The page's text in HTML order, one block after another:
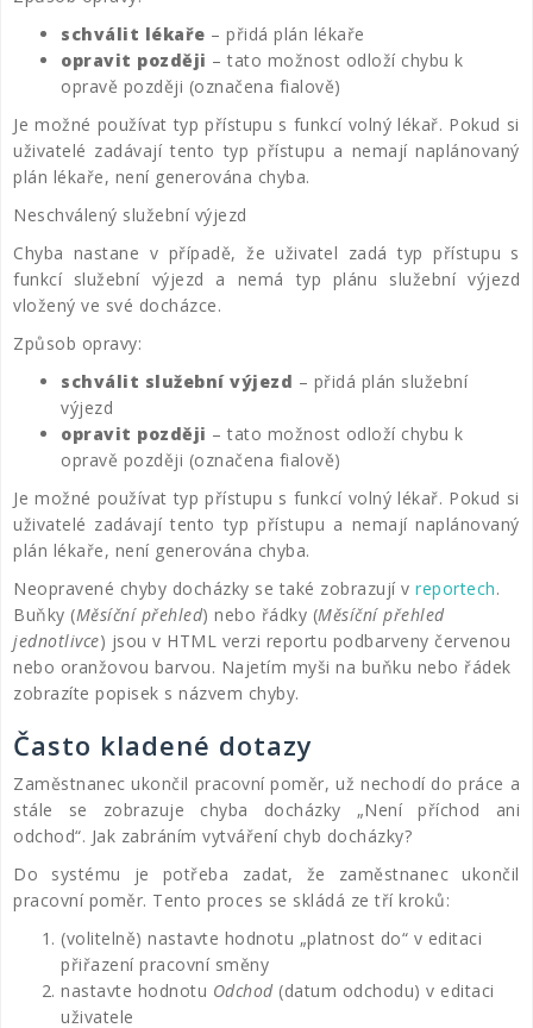
schválit lékaře – přidá plán lékaře
opravit později – tato možnost odloží chybu k
opravě později (označena fialově)
Je možné používat typ přístupu s funkcí volný lékař. Pokud si
uživatelé zadávají tento typ přístupu a nemají naplánovaný
plán lékaře, není generována chyba.
Neschválený služební výjezd
Chyba nastane v případě, že uživatel zadá typ přístupu s
funkcí služební výjezd a nemá typ plánu služební výjezd
vložený ve své docházce.
Způsob opravy:
schválit služební výjezd – přidá plán služební
výjezd
opravit později – tato možnost odloží chybu k
opravě později (označena fialově)
Je možné používat typ přístupu s funkcí volný lékař. Pokud si
uživatelé zadávají tento typ přístupu a nemají naplánovaný
plán lékaře, není generována chyba.
Neopravené chyby docházky se také zobrazují v reportech.
Buňky (Měsíční přehled) nebo řádky (Měsíční přehled
jednotlivce) jsou v HTML verzi reportu podbarveny červenou
nebo oranžovou barvou. Najetím myši na buňku nebo řádek
zobrazíte popisek s názvem chyby.
Často kladené dotazy
Zaměstnanec ukončil pracovní poměr, už nechodí do práce a
stále se zobrazuje chyba docházky „Není příchod ani
odchod“. Jak zabráním vytváření chyb docházky?
Do systému je potřeba zadat, že zaměstnanec ukončil
pracovní poměr. Tento proces se skládá ze tří kroků:
(volitelně) nastavte hodnotu „platnost do“ v editaci
přiřazení pracovní směny
nastavte hodnotu Odchod(datum odchodu) v editaci
uživatele